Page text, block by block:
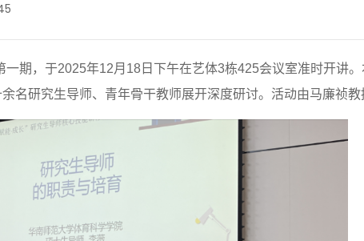
一期，于2025年12月 18 日下午在艺体3栋425会议室准时开讲
名研究生导师、青年骨干教师展开深度研讨。活动由马廉祯教